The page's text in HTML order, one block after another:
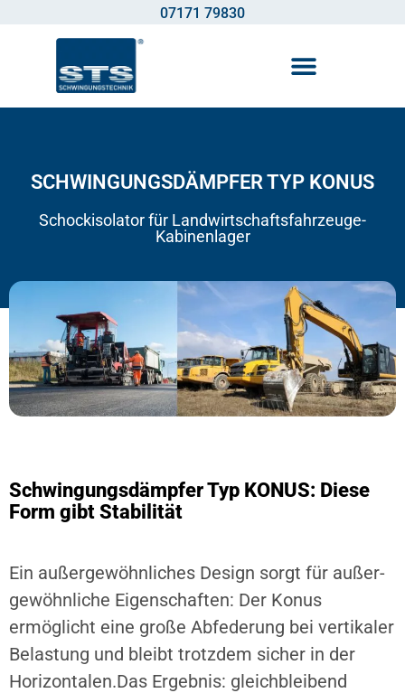
07171 79830
SCHWINGUNGSDÄMPFER TYP KONUS
Schockisolator für Landwirtschaftsfahrzeuge-
Kabinenlager
Schwingungsdämpfer Typ KONUS: Diese
Form gibt Stabilität
Ein außergewöhnliches Design sorgt für außer-
gewöhnliche Eigenschaften: Der Konus
ermöglicht eine große Abfederung bei vertikaler
Belastung und bleibt trotzdem sicher in der
Horizontalen.Das Ergebnis: gleichbleibend